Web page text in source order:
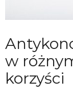
w
korzyści